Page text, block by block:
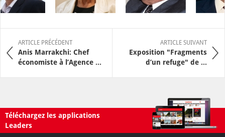
ARTICLE PRÉCÉDENT
Anis Marrakchi: Chef
économiste à l’Agence ...
ARTICLE SUIVANT
Exposition "Fragments
d’un refuge" de ...
Téléchargez les applications
Leaders